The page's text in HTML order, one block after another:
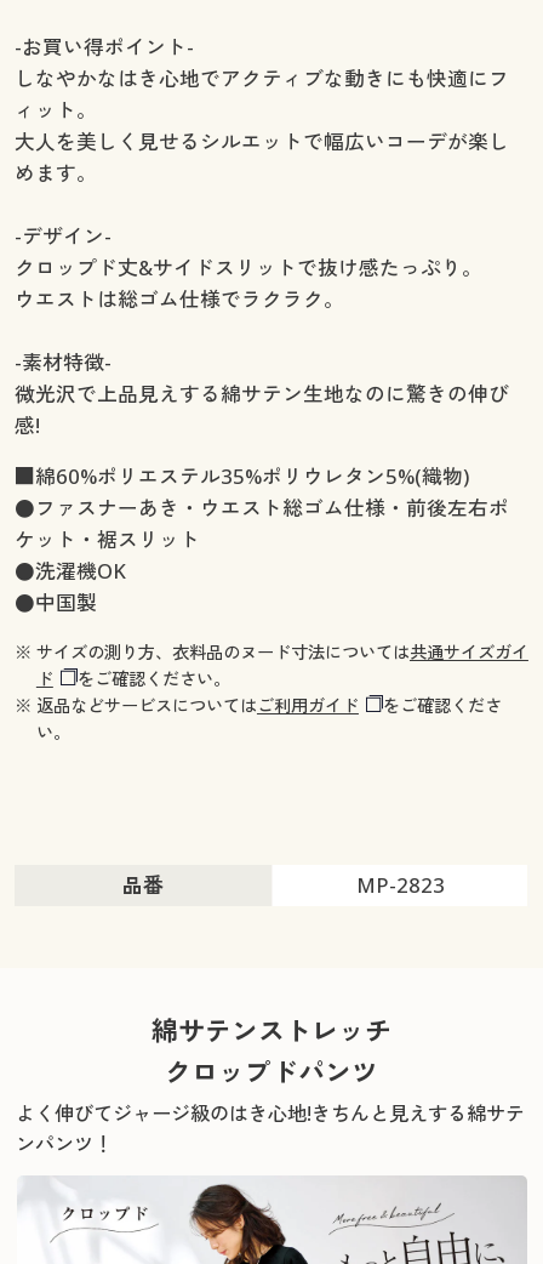
-お買い得ポイント-
しなやかなはき心地でアクティブな動きにも快適にフ
ィット。
大人を美しく見せるシルエットで幅広いコーデが楽し
めます。
-デザイン-
クロップド丈&サイドスリットで抜け感たっぷり。
ウエストは総ゴム仕様でラクラク。
-素材特徴-
微光沢で上品見えする綿サテン生地なのに驚きの伸び
感!
■綿60%ポリエステル35%ポリウレタン5%(織物)
●ファスナーあき・ウエスト総ゴム仕様・前後左右ポ
ケット・裾スリット
●洗濯機OK
●中国製
※ サイズの測り方、衣料品のヌード寸法については共通サイズガイ
ド
をご確認ください。
※ 返品などサービスについてはご利用ガイド
をご確認くださ
い。
品番 MP-2823
綿サテンストレッチ
クロップドパンツ
よく伸びてジャージ級のはき心地!きちんと見えする綿サテ
ンパンツ！